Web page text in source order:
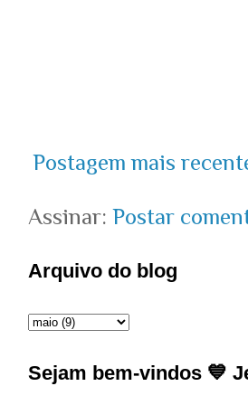
Postagem mais
Assinar: Postar
Arquivo do blog
Sejam bem-vindos 💙